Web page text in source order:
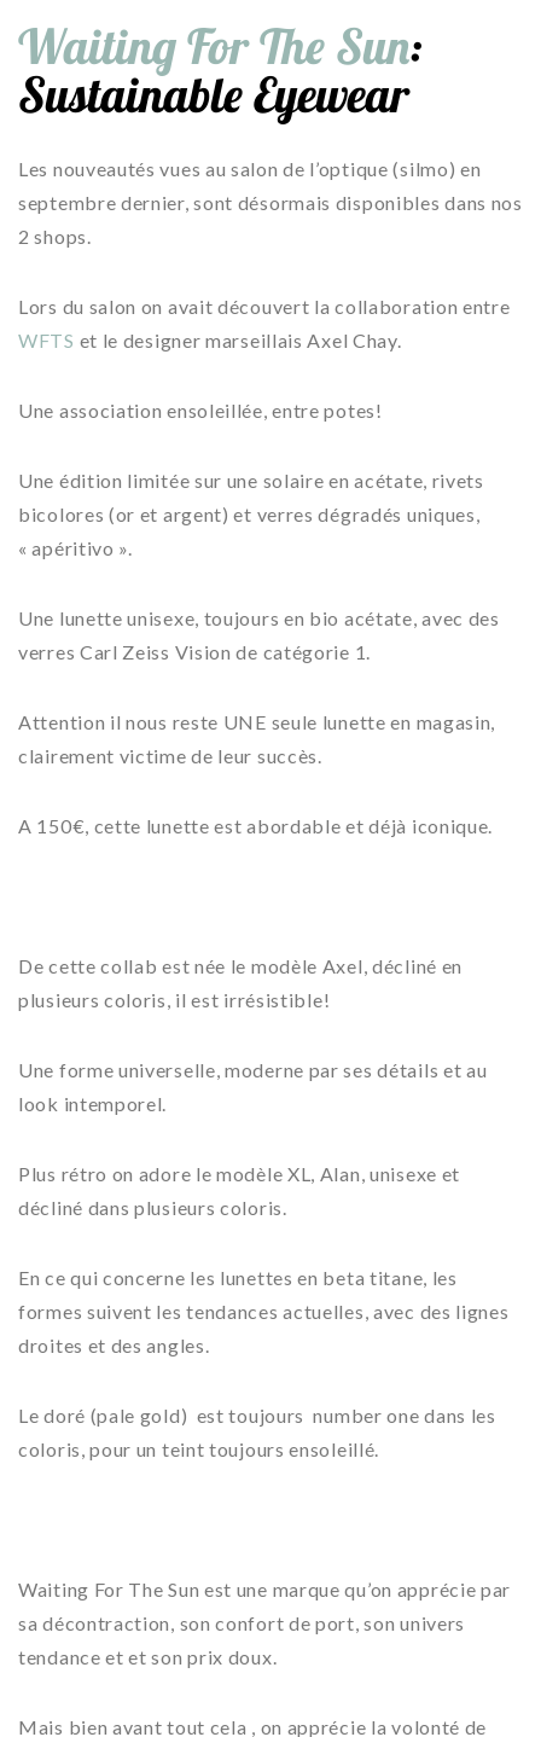
Waiting For The Sun:
Sustainable Eyewear
Les nouveautés vues au salon de l’optique (silmo) en
septembre dernier, sont désormais disponibles dans nos
2 shops.
Lors du salon on avait découvert la collaboration entre
WFTS et le designer marseillais Axel Chay.
Une association ensoleillée, entre potes!
Une édition limitée sur une solaire en acétate, rivets
bicolores (or et argent) et verres dégradés uniques,
« apéritivo ».
Une lunette unisexe, toujours en bio acétate, avec des
verres Carl Zeiss Vision de catégorie 1.
Attention il nous reste UNE seule lunette en magasin,
clairement victime de leur succès.
A 150€, cette lunette est abordable et déjà iconique.
De cette collab est née le modèle Axel, décliné en
plusieurs coloris, il est irrésistible!
Une forme universelle, moderne par ses détails et au
look intemporel.
Plus rétro on adore le modèle XL, Alan, unisexe et
décliné dans plusieurs coloris.
En ce qui concerne les lunettes en beta titane, les
formes suivent les tendances actuelles, avec des lignes
droites et des angles.
Le doré (pale gold) est toujours number one dans les
coloris, pour un teint toujours ensoleillé.
Waiting For The Sun est une marque qu’on apprécie par
sa décontraction, son confort de port, son univers
tendance et et son prix doux.
Mais bien avant tout cela , on apprécie la volonté de